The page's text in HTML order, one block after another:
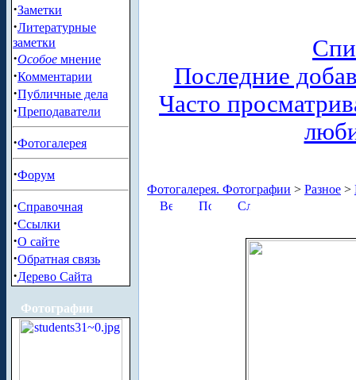
·Заметки
·Литературные
заметки
·Особое мнение
·Комментарии
·Публичные дела
·Преподаватели
·Фотогалерея
·Форум
·Справочная
·Ссылки
·О сайте
·Обратная связь
·Дерево Сайта
Фотографии
Последние
Часто
Фотогалерея. Фотографии > Разное >